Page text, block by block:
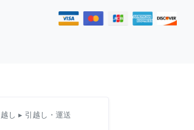
し ▸ 引越し・運送